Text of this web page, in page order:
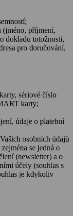
(jméno, příjmení,
dokladu totožnosti,
pro doručování,
sériové číslo
karty;
údaje o platební
osobních údajů
se jedná o
(newsletter) a o
účely (souhlas s
je kdykoliv